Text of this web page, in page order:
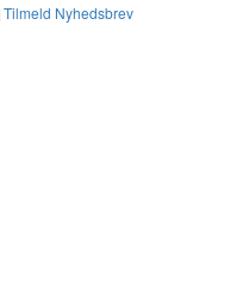
Tilmeld Nyhedsbrev